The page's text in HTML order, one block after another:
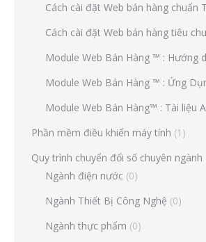
Cách cài đặt Web bán hàng chuẩn
Cách cài đặt Web bán hàng tiêu
Module Web Bán Hàng ™ : Hướng
Module Web Bán Hàng ™ : Ứng
Module Web Bán Hàng™ : Tài liệu
Phần mềm điều khiển máy tính (1)
Quy trình chuyển đổi số chuyên ngành
Ngành điện nước (0)
Ngành Thiết Bị Công Nghệ (0)
Ngành thực phẩm (0)